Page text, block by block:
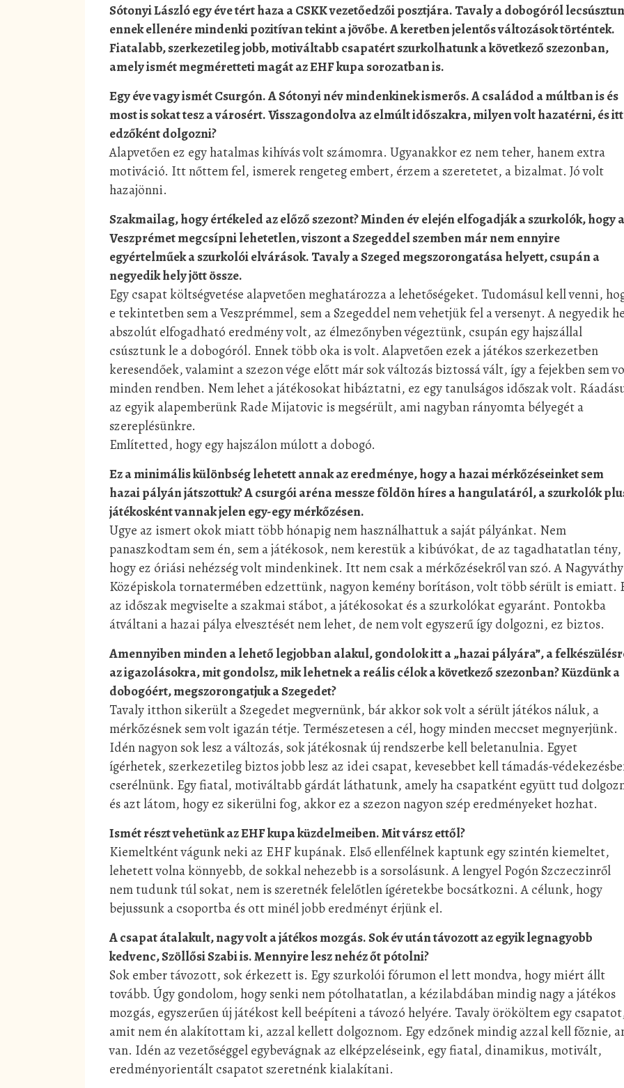
Sótonyi László egy éve tért haza a CSKK vezetőedzői posztjára. Tavaly a dobogóról
ennek ellenére mindenki pozitívan tekint a jövőbe. A keretben jelentős változások történtek.
Fiatalabb, szerkezetileg jobb, motiváltabb csapatért szurkolhatunk a következő szezonban,
amely ismét megméretteti magát az EHF kupa sorozatban is.
Egy éve vagy ismét Csurgón. A Sótonyi név mindenkinek ismerős. A családod a múltban is és
most is sokat tesz a városért. Visszagondolva az elmúlt időszakra, milyen volt hazatérni, és itt
edzőként dolgozni?
Alapvetően ez egy hatalmas kihívás volt számomra. Ugyanakkor ez nem teher, hanem extra
motiváció. Itt nőttem fel, ismerek rengeteg embert, érzem a szeretetet, a bizalmat. Jó volt
hazajönni.
Szakmailag, hogy értékeled az előző szezont? Minden év elején elfogadják a szurkolók, hogy a
Veszprémet megcsípni lehetetlen, viszont a Szegeddel szemben már nem ennyire
egyértelműek a szurkolói elvárások. Tavaly a Szeged megszorongatása helyett, csupán a
negyedik hely jött össze.
Egy csapat költségvetése alapvetően meghatározza a lehetőségeket. Tudomásul kell venni,
e tekintetben sem a Veszprémmel, sem a Szegeddel nem vehetjük fel a versenyt. A negyedik
abszolút elfogadható eredmény volt, az élmezőnyben végeztünk, csupán egy hajszállal
csúsztunk le a dobogóról. Ennek több oka is volt. Alapvetően ezek a játékos szerkezetben
keresendőek, valamint a szezon vége előtt már sok változás biztossá vált, így a fejekben sem
minden rendben. Nem lehet a játékosokat hibáztatni, ez egy tanulságos időszak volt.
az egyik alapemberünk Rade Mijatovic is megsérült, ami nagyban rányomta bélyegét a
szereplésünkre.
Említetted, hogy egy hajszálon múlott a dobogó.
Ez a minimális különbség lehetett annak az eredménye, hogy a hazai mérkőzéseinket sem
hazai pályán játszottuk? A csurgói aréna messze földön híres a hangulatáról, a szurkolók
játékosként vannak jelen egy-egy mérkőzésen.
Ugye az ismert okok miatt több hónapig nem használhattuk a saját pályánkat. Nem
panaszkodtam sem én, sem a játékosok, nem kerestük a kibúvókat, de az tagadhatatlan tény,
hogy ez óriási nehézség volt mindenkinek. Itt nem csak a mérkőzésekről van szó. A Nagyváthy
Középiskola tornatermében edzettünk, nagyon kemény borításon, volt több sérült is emiatt.
az időszak megviselte a szakmai stábot, a játékosokat és a szurkolókat egyaránt. Pontokba
átváltani a hazai pálya elvesztését nem lehet, de nem volt egyszerű így dolgozni, ez biztos.
Amennyiben minden a lehető legjobban alakul, gondolok itt a „hazai pályára”, a
az igazolásokra, mit gondolsz, mik lehetnek a reális célok a következő szezonban? Küzdünk a
dobogóért, megszorongatjuk a Szegedet?
Tavaly itthon sikerült a Szegedet megvernünk, bár akkor sok volt a sérült játékos náluk, a
mérkőzésnek sem volt igazán tétje. Természetesen a cél, hogy minden meccset megnyerjünk.
Idén nagyon sok lesz a változás, sok játékosnak új rendszerbe kell beletanulnia. Egyet
ígérhetek, szerkezetileg biztos jobb lesz az idei csapat, kevesebbet kell támadás-
cserélnünk. Egy fiatal, motiváltabb gárdát láthatunk, amely ha csapatként együtt tud
és azt látom, hogy ez sikerülni fog, akkor ez a szezon nagyon szép eredményeket hozhat.
Ismét részt vehetünk az EHF kupa küzdelmeiben. Mit vársz ettől?
Kiemeltként vágunk neki az EHF kupának. Első ellenfélnek kaptunk egy szintén kiemeltet,
lehetett volna könnyebb, de sokkal nehezebb is a sorsolásunk. A lengyel Pogón Szczeczinről
nem tudunk túl sokat, nem is szeretnék felelőtlen ígéretekbe bocsátkozni. A célunk, hogy
bejussunk a csoportba és ott minél jobb eredményt érjünk el.
A csapat átalakult, nagy volt a játékos mozgás. Sok év után távozott az egyik legnagyobb
kedvenc, Szöllősi Szabi is. Mennyire lesz nehéz őt pótolni?
Sok ember távozott, sok érkezett is. Egy szurkolói fórumon el lett mondva, hogy miért állt
tovább. Úgy gondolom, hogy senki nem pótolhatatlan, a kézilabdában mindig nagy a játékos
mozgás, egyszerűen új játékost kell beépíteni a távozó helyére. Tavaly örököltem egy
amit nem én alakítottam ki, azzal kellett dolgoznom. Egy edzőnek mindig azzal kell főznie,
van. Idén az vezetőséggel egybevágnak az elképzeléseink, egy fiatal, dinamikus, motivált,
eredményorientált csapatot szeretnénk kialakítani.